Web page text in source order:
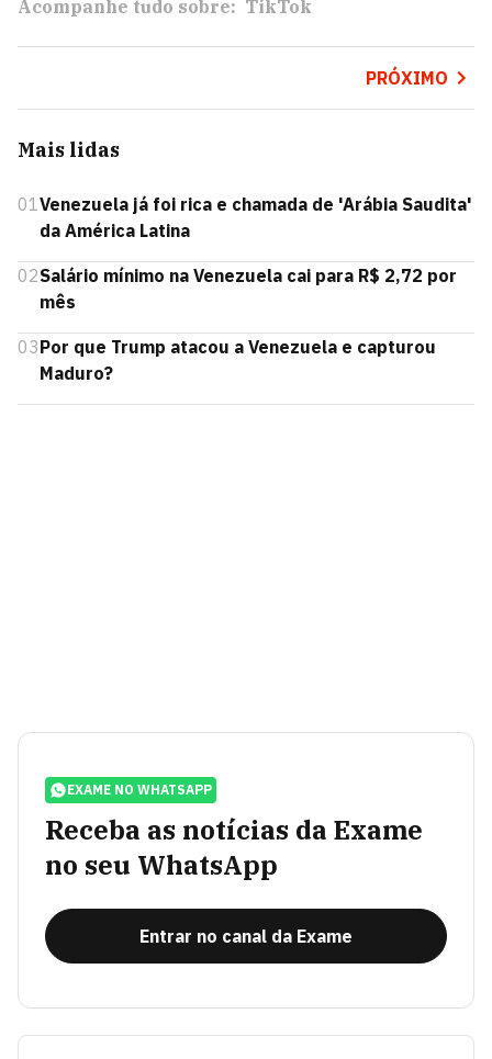
Acompanhe tudo sobre: TikTok
PRÓXIMO
Mais lidas
01Venezuela já foi rica e chamada de 'Arábia Saudita'
da América Latina
02Salário mínimo na Venezuela cai para R$ 2,72 por
mês
03Por que Trump atacou a Venezuela e capturou
Maduro?
EXAME NO WHATSAPP
Receba as notícias da Exame
no seu WhatsApp
Entrar no canal da Exame